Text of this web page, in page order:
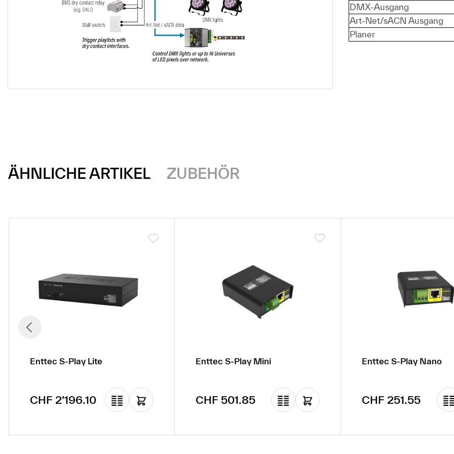
DMX-Ausgang
Art-Net/sACN Ausgang
Planer
ÄHNLICHE ARTIKEL ZUBEHÖR
Enttec S-Play Lite
Regulärer Preis:
CHF 2’196.10
Enttec S-Play Mini
Regulärer Preis:
CHF 501.85
Enttec S-Play Nano
Regulärer Preis:
CHF 251.55